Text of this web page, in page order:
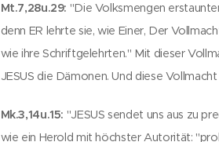
Mt.7,28u.29: "Die Volksmengen
denn ER lehrte sie, wie Einer, Der
wie ihre Schriftgelehrten." Mit dieser
JESUS die Dämonen. Und diese Vollmacht
Mk.3,14u.15: "JESUS sendet uns aus zu
wie ein Herold mit höchster Autorität: